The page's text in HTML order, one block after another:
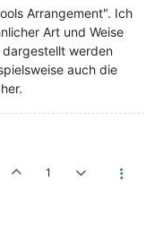
Arrangement". Ich
Art und Weise
werden
auch die
1